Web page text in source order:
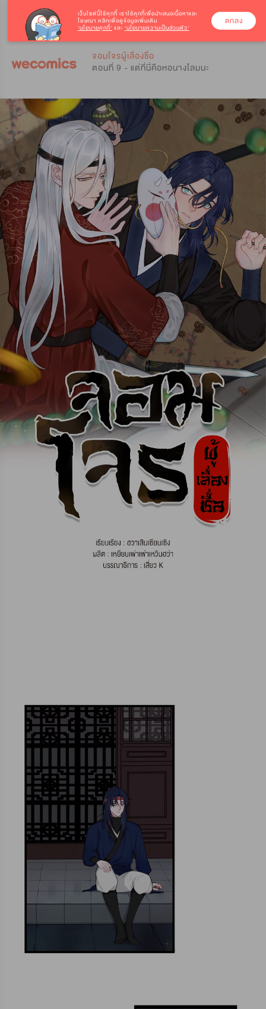
จอมโจรผู้เลื่องชื่อ
ตอนที่ 9 - แต่ที่นี่คือหอนางโลมนะ
เว็บไซต์นี้ใช้คุกกี้ เราใช้คุกกี้เพื่อนำเสนอเนื้อหาและ
โฆษณา คลิกเพื่อดูข้อมูลเพิ่มเติม
‘นโยบายคุกกี้’ และ ‘นโยบายความเป็นส่วนตัว’
ตกลง